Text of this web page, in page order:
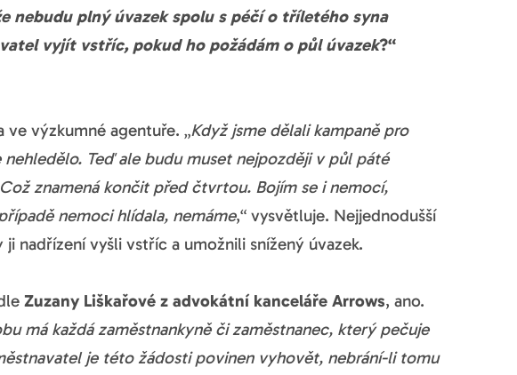
nebudu plný úvazek spolu s péčí o tříletého syna
vyjít vstříc, pokud ho požádám o půl úvazek?“
výzkumné agentuře. „Když jsme dělali kampaně pro
Teď ale budu muset nejpozději v půl páté
znamená končit před čtvrtou. Bojím se i nemocí,
nemoci hlídala, nemáme,“ vysvětluje. Nejjednodušší
nadřízení vyšli vstříc a umožnili snížený úvazek.
Zuzany Liškařové z advokátní kanceláře Arrows, ano.
má každá zaměstnankyně či zaměstnanec, který pečuje
je této žádosti povinen vyhovět, nebrání-li tomu